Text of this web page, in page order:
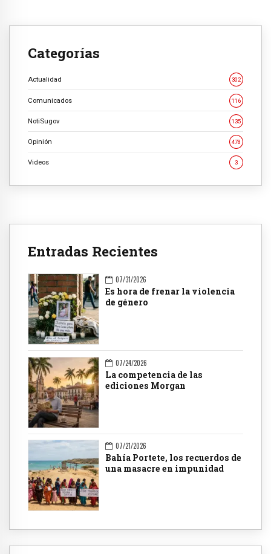
Categorías
Actualidad 302
Comunicados 116
NotiSugov 135
Opinión 478
Videos 3
Entradas Recientes
07/31/2026
Es hora de frenar la violencia
de género
07/24/2026
La competencia de las
ediciones Morgan
07/21/2026
Bahía Portete, los recuerdos de
una masacre en impunidad